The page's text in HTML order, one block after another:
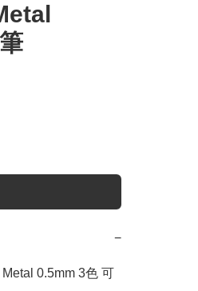
−
0.5mm 3色 可